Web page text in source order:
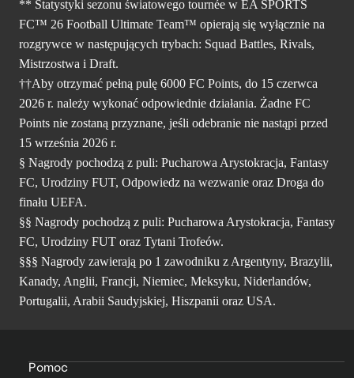
** Statystyki sezonu światowego tournée w EA SPORTS
FC™ 26 Football Ultimate Team™ opierają się wyłącznie na
rozgrywce w następujących trybach: Squad Battles, Rivals,
Mistrzostwa i Draft.
††Aby otrzymać pełną pulę 6000 FC Points, do 15 czerwca
2026 r. należy wykonać odpowiednie działania. Żadne FC
Points nie zostaną przyznane, jeśli odebranie nie nastąpi przed
15 września 2026 r.
§ Nagrody pochodzą z puli: Pucharowa Arystokracja, Fantasy
FC, Urodziny FUT, Odpowiedz na wezwanie oraz Droga do
finału UEFA.
§§ Nagrody pochodzą z puli: Pucharowa Arystokracja, Fantasy
FC, Urodziny FUT oraz Tytani Trofeów.
§§§ Nagrody zawierają po 1 zawodniku z Argentyny, Brazylii,
Kanady, Anglii, Francji, Niemiec, Meksyku, Niderlandów,
Portugalii, Arabii Saudyjskiej, Hiszpanii oraz USA.
Pomoc